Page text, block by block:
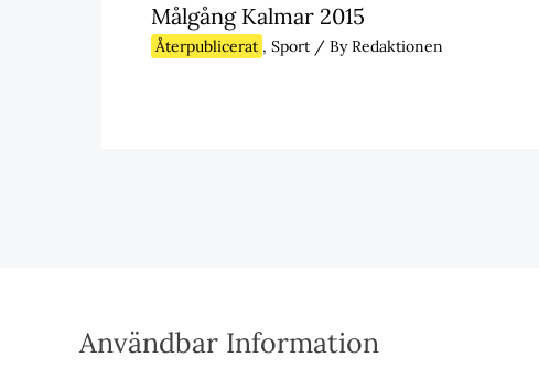
Målgång Kalmar 2015
Återpublicerat , Sport / ByRedaktionen
Användbar Information